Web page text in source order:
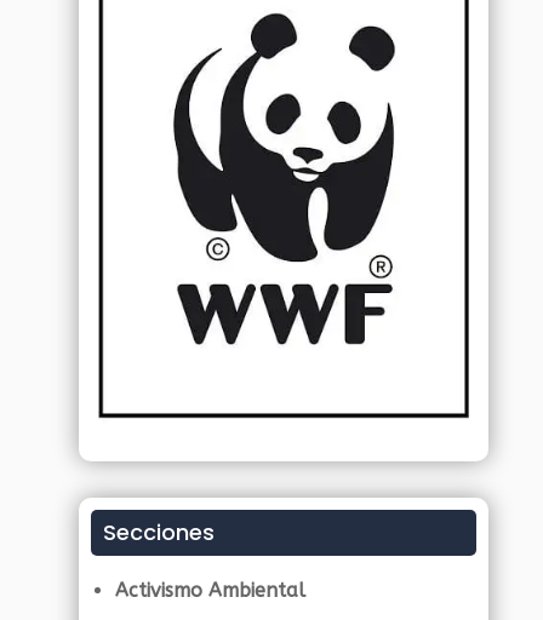
Secciones
Activismo Ambiental